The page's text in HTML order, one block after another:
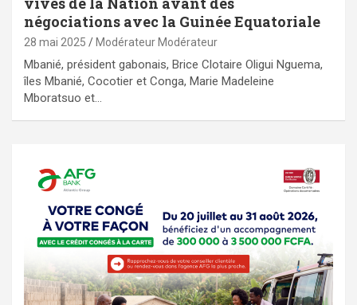
négociations avec la Guinée Equatoriale
28 mai 2025 Modérateur Modérateur
Mbanié, président gabonais, Brice Clotaire Oligui Nguema,
îles Mbanié, Cocotier et Conga, Marie Madeleine
Mboratsuo et…